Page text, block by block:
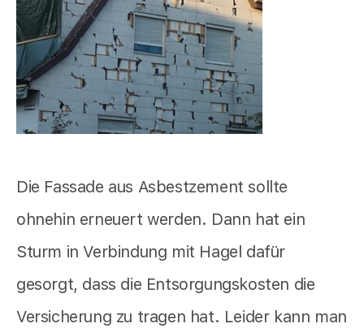
Die Fassade aus Asbestzement sollte
ohnehin erneuert werden. Dann hat ein
Sturm in Verbindung mit Hagel dafür
gesorgt, dass die Entsorgungskosten die
Versicherung zu tragen hat. Leider kann man